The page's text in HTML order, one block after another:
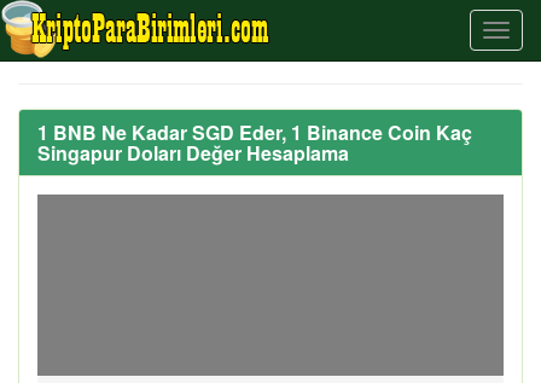
1 BNB Ne Kadar SGD Eder, 1 Binance Coin Kaç
Singapur Doları Değer Hesaplama